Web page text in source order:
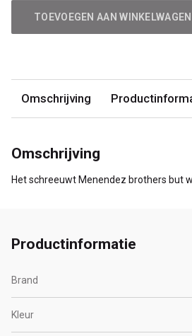
TOEVOEGEN AAN WINKELWAGEN
Omschrijving
Omschrijving
Het schreeuwt Menendez brothers but
Productinformatie
Brand
Kleur